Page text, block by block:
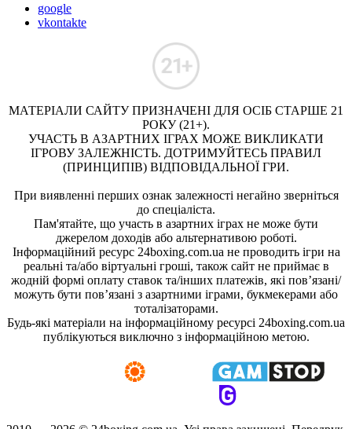
google
vkontakte
МАТЕРІАЛИ САЙТУ ПРИЗНАЧЕНІ ДЛЯ ОСІБ СТАРШЕ 21
РОКУ (21+).
УЧАСТЬ В АЗАРТНИХ ІГРАХ МОЖЕ ВИКЛИКАТИ
ІГРОВУ ЗАЛЕЖНІСТЬ. ДОТРИМУЙТЕСЬ ПРАВИЛ
(ПРИНЦИПІВ) ВІДПОВІДАЛЬНОЇ ГРИ.
При виявленні перших ознак залежності негайно зверніться
до спеціаліста.
Пам'ятайте, що участь в азартних іграх не може бути
джерелом доходів або альтернативою роботі.
Інформаційний ресурс 24boxing.com.ua не проводить ігри на
реальні та/або віртуальні гроші, також сайт не приймає в
жодній формі оплату ставок та/інших платежів, які пов’язані/
можуть бути пов’язані з азартними іграми, букмекерами або
тоталізаторами.
Будь-які матеріали на інформаційному ресурсі 24boxing.com.ua
публікуються виключно з інформаційною метою.